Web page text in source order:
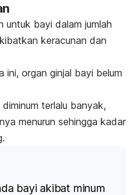
untuk bayi dalam jumlah
keracunan dan
ini, organ ginjal bayi belum
terlalu banyak,
menurun sehingga kadar
bayi akibat minum